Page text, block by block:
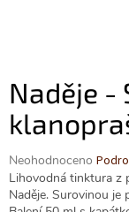
Naděje -
Průměrné
hodnocení
produktu
Neohodnoceno
Lihovodná tinktura z
Naděje. Surovinou je